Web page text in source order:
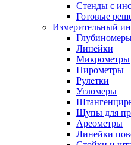
Стенды с
Готовые
Измерительный
Линейки
Микрометры
Пирометры
Рулетки
Угломеры
Щупы для
Ареометры
Линейки